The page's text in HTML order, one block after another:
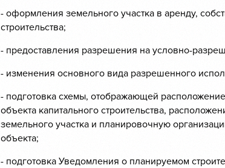
- оформления земельного участка в аренду,
строительства;
- предоставления разрешения на условно-
- изменения основного вида разрешенного
- подготовка схемы, отображающей
объекта капитального строительства,
земельного участка и планировочную
объекта;
- подготовка Уведомления о планируемом